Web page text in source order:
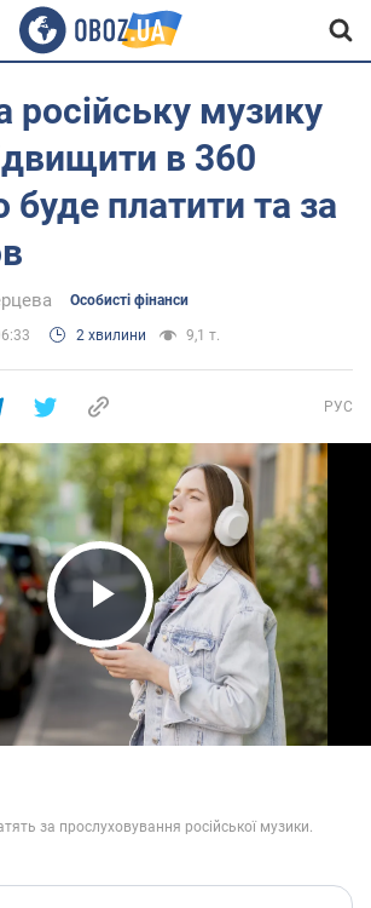
музику
в 360
буде платити та за
Особисті фінанси
2 хвилини 9,1 т.
РУС
Play Video